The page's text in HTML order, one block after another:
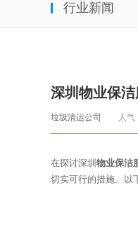
行业新闻
深圳物业保
垃圾清运公司 人气
在探讨深圳 物业保洁
切实可行的措施。以